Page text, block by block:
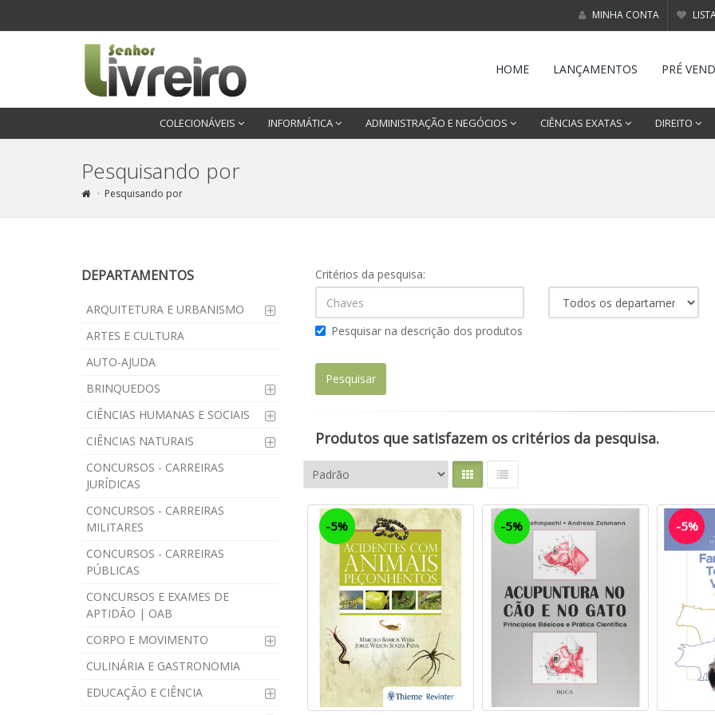
MINHA CONTA
HOME LANÇAMENTOS PRÉ
COLECIONÁVEIS INFORMÁTICA ADMINISTRAÇÃO E NEGÓCIOS CIÊNCIAS EXATAS DIREITO
Pesquisando por
Pesquisando por
DEPARTAMENTOS
ARQUITETURA E URBANISMO
ARTES E CULTURA
AUTO-AJUDA
BRINQUEDOS
CIÊNCIAS HUMANAS E SOCIAIS
CIÊNCIAS NATURAIS
CONCURSOS - CARREIRAS
JURÍDICAS
CONCURSOS - CARREIRAS
MILITARES
CONCURSOS - CARREIRAS
PÚBLICAS
CONCURSOS E EXAMES DE
APTIDÃO | OAB
CORPO E MOVIMENTO
CULINÁRIA E GASTRONOMIA
EDUCAÇÃO E CIÊNCIA
Critérios da pesquisa:
Pesquisar na descrição dos produtos
Produtos que satisfazem os critérios da pesquisa.
-5% -5% -5%